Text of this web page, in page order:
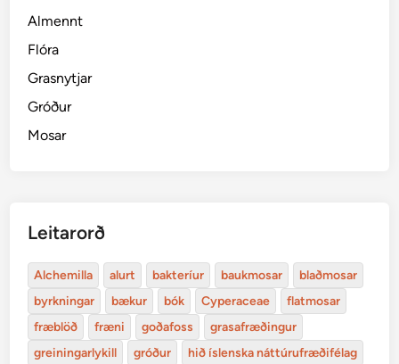
Almennt
Flóra
Grasnytjar
Gróður
Mosar
Leitarorð
Alchemilla alurt bakteríur baukmosar
blaðmosar
byrkningar
bækur bók Cyperaceae
flatmosar
fræblöð
fræni goðafoss
grasafræðingur
greiningarlykill
gróður
hið íslenska náttúrufræðifélag